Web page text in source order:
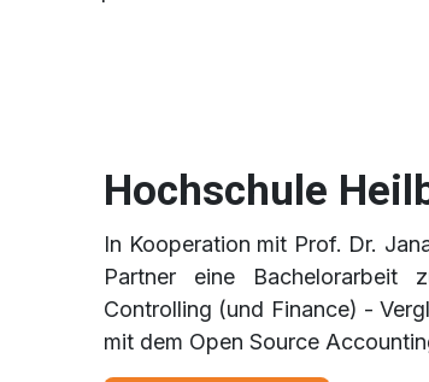
Hochschule
In Kooperation mit Prof. Dr.
Partner eine Bachelorarbeit
Controlling (und Finance) -
mit dem Open Source